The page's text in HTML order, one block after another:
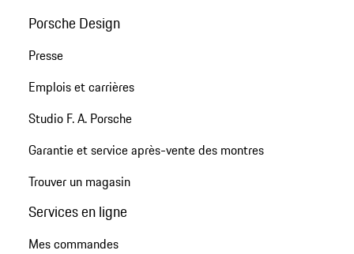
Porsche Design
Presse
Emplois et carrières
Studio F. A. Porsche
Garantie et service après-vente des montres
Trouver un magasin
Services en ligne
Mes commandes